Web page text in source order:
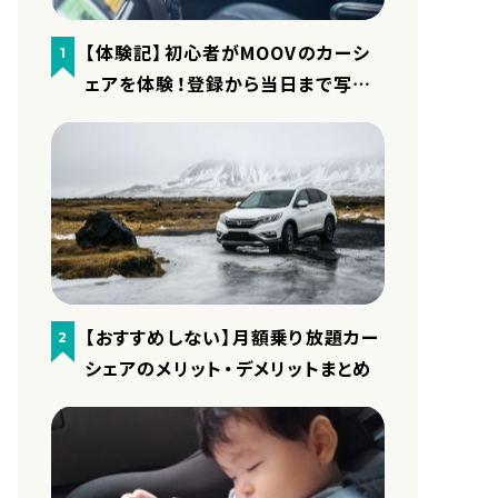
1
【体験記】初心者がMOOVのカーシ
ェアを体験！登録から当日まで写真
2
【おすすめしない】月額乗り放題カー
シェアのメリット・デメリットまとめ